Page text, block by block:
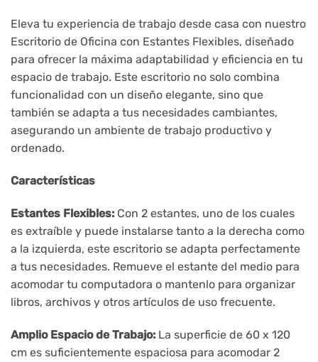
Eleva tu experiencia de trabajo desde casa con nuestro
Escritorio de Oficina con Estantes Flexibles, diseñado
para ofrecer la máxima adaptabilidad y eficiencia en tu
espacio de trabajo. Este escritorio no solo combina
funcionalidad con un diseño elegante, sino que
también se adapta a tus necesidades cambiantes,
asegurando un ambiente de trabajo productivo y
ordenado.
Características
Estantes Flexibles: Con 2 estantes, uno de los cuales
es extraíble y puede instalarse tanto a la derecha como
a la izquierda, este escritorio se adapta perfectamente
a tus necesidades. Remueve el estante del medio para
acomodar tu computadora o mantenlo para organizar
libros, archivos y otros artículos de uso frecuente.
Amplio Espacio de Trabajo: La superficie de 60 x 120
cm es suficientemente espaciosa para acomodar 2